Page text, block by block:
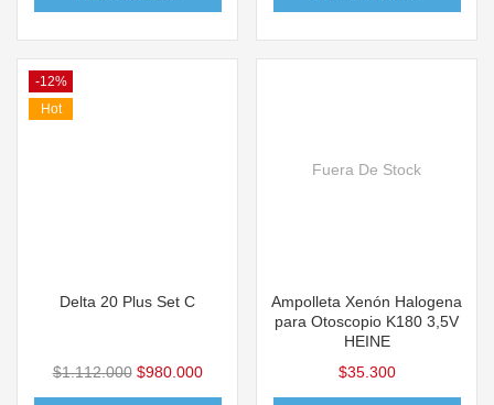
-12%
Hot
Delta 20 Plus Set C
$1.112.000 $980.000
Fuera De Stock
Ampolleta Xenón Halogena
para Otoscopio K180 3,5V
HEINE
$35.300